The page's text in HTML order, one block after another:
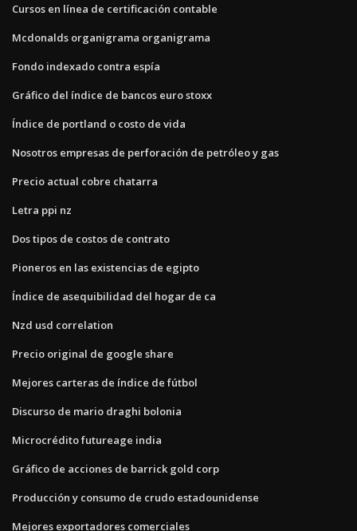
Cursos en línea de certificación contable
Mcdonalds organigrama organigrama
Fondo indexado contra espía
Gráfico del índice de bancos euro stoxx
Índice de portland o costo de vida
Nosotros empresas de perforación de petróleo y gas
Precio actual cobre chatarra
Letra ppi nz
Dos tipos de costos de contrato
Pioneros en las existencias de egipto
Índice de asequibilidad del hogar de ca
Nzd usd correlation
Precio original de google share
Mejores carteras de índice de fútbol
Discurso de mario draghi bolonia
Microcrédito futureage india
Gráfico de acciones de barrick gold corp
Producción y consumo de crudo estadounidense
Mejores exportadores comerciales